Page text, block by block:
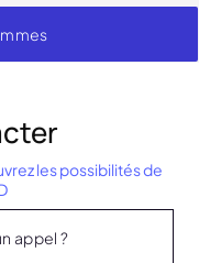
les possibilités de
appel ?